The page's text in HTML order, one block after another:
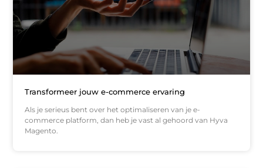
Transformeer jouw e-commerce ervaring
Als je serieus bent over het optimaliseren van je e-
commerce platform, dan heb je vast al gehoord van Hyva
Magento.